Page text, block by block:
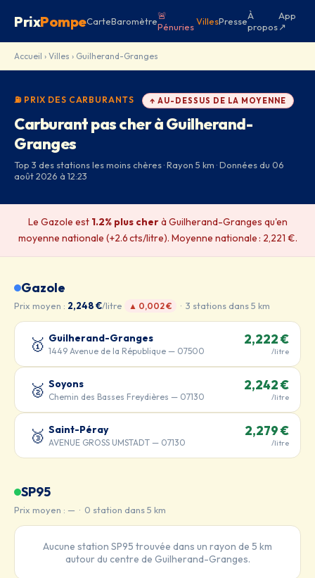
PrixPompeCarteBaromètre🚨
Pénuries VillesPresseÀ
propos
App
↗
Accueil › Villes › Guilherand-Granges
⛽ PRIX DES CARBURANTS ↑ AU-DESSUS DE LA MOYENNE
Carburant pas cher à Guilherand-
Granges
Top 3 des stations les moins chères · Rayon 5 km · Données du 06
août 2026 à 12:23
Le Gazole est 1.2% plus cherà Guilherand-Granges qu'en
moyenne nationale (+2.6 cts/litre). Moyenne nationale : 2,221 €.
Gazole
Prix moyen : 2,248 €/litre ▲ 0,002 € · 3 stations dans 5 km
🥇 Guilherand-Granges
1449 Avenue de la République — 07500
2,222 €
/litre
🥈 Soyons
Chemin des Basses Freydières — 07130
2,242 €
/litre
🥉 Saint-Péray
AVENUE GROSS UMSTADT — 07130
2,279 €
/litre
SP95
Prix moyen : — · 0 station dans 5 km
Aucune station SP95 trouvée dans un rayon de 5 km
autour du centre de Guilherand-Granges.